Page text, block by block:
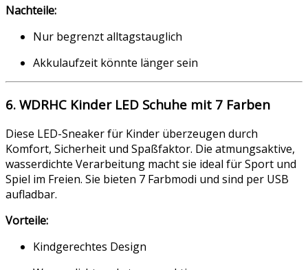
Nachteile:
Nur begrenzt alltagstauglich
Akkulaufzeit könnte länger sein
6. WDRHC Kinder LED Schuhe mit 7 Farben
Diese LED-Sneaker für Kinder überzeugen durch
Komfort, Sicherheit und Spaßfaktor. Die atmungsaktive,
wasserdichte Verarbeitung macht sie ideal für Sport und
Spiel im Freien. Sie bieten 7 Farbmodi und sind per USB
aufladbar.
Vorteile:
Kindgerechtes Design